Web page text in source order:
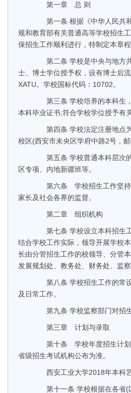
第一章 总 则
第一条 根据《中华人民共和
规和教育部有关普通高等学校招生
保招生工作顺利进行，特制定本章程
第二条 学校是中央与地方共
士、博士学位授予权，设有博士后
XATU。学校国标代码：10702。
第三条 学校培养的本科生，
本科毕业证书;符合学校学位授予有
第四条 学校法定注册地点为
校区(西安市未央区学府中路2号，邮
第五条 学校普通本科层次的
区专项、内地新疆班等。
第六条 学校招生工作坚持“
家长及社会各界的监督。
第二章 组织机构
第七条 学校设立本科招生工
结合学校工作实际，领导开展学校
长由分管招生工作的校领导、分管
发展规划处、教务处、财务处、监
第八条 学校招生工作的常设
及日常工作。
第九条 学校监察部门对招生
第三章 计划与录取
第十条 学校年度招生计划
省级招生考试机构公布为准。
西安工业大学2018年本科艺
第十一条 学校根据在各省(